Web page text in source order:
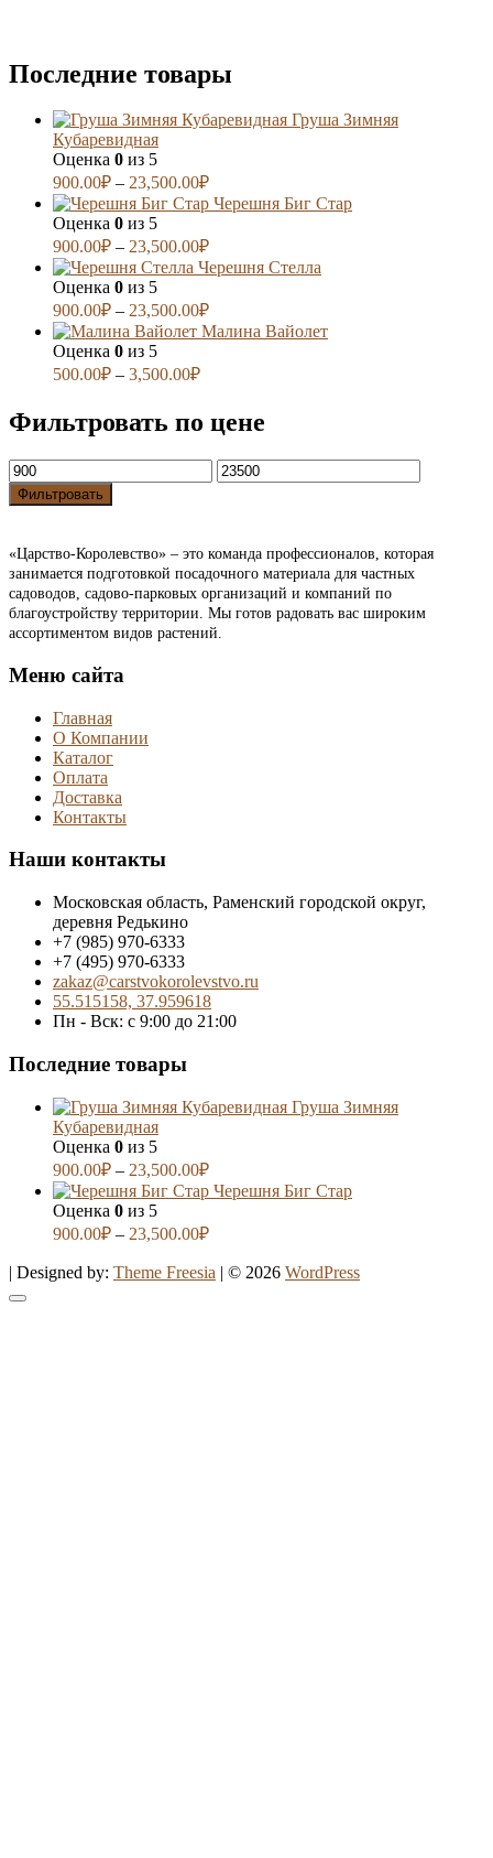
Последние товары
Груша Зимняя
Кубаревидная
Оценка 0 из 5
900.00₽ – 23,500.00₽
Черешня Биг Стар
Оценка 0 из 5
900.00₽ – 23,500.00₽
Черешня Стелла
Оценка 0 из 5
900.00₽ – 23,500.00₽
Малина Вайолет
Оценка 0 из 5
500.00₽ – 3,500.00₽
Фильтровать по цене
Фильтровать
«Царство-Королевство» – это команда профессионалов, которая
занимается подготовкой посадочного материала для частных
садоводов, садово-парковых организаций и компаний по
благоустройству территории. Мы готов радовать вас широким
ассортиментом видов растений.
Меню сайта
Главная
О Компании
Каталог
Оплата
Доставка
Контакты
Наши контакты
Московская область, Раменский городской округ,
деревня Редькино
+7 (985) 970-6333
+7 (495) 970-6333
zakaz@carstvokorolevstvo.ru
55.515158, 37.959618
Пн - Вск: с 9:00 до 21:00
Последние товары
Груша Зимняя
Кубаревидная
Оценка 0 из 5
900.00₽ – 23,500.00₽
Черешня Биг Стар
Оценка 0 из 5
900.00₽ – 23,500.00₽
| Designed by: Theme Freesia | © 2026 WordPress
Go